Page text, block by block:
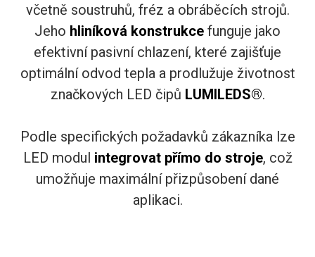
včetně soustruhů, fréz a obráběcích strojů.
Jeho hliníková konstrukce funguje jako
efektivní pasivní chlazení, které zajišťuje
optimální odvod tepla a prodlužuje životnost
značkových LED čipů LUMILEDS®.
Podle specifických požadavků zákazníka lze
LED modul integrovat přímo do stroje, což
umožňuje maximální přizpůsobení dané
aplikaci.